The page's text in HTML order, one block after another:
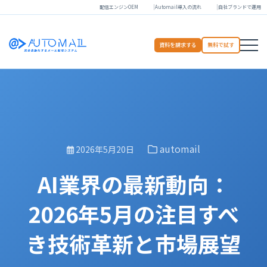
配信エンジンOEM Automail導入の流れ 自社ブランドで運用
資料を請求する 無料で試す
2026年5月20日 automail
AI業界の最新動向：
2026年5月の注目すべ
き技術革新と市場展望